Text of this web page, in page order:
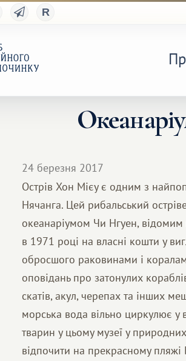
24 березня 2017
Острів Хон Мієу є одним з
Нячанга. Цей рибальський
океанаріумом Чи Нгуен,
в 1971 році на власні кошти у
обросшого раковинами і
оповідань про затонулих
скатів, акул, черепах та інших
морська вода вільно циркулює у
тварин у цьому музеї у
відпочити на прекрасному пляжі